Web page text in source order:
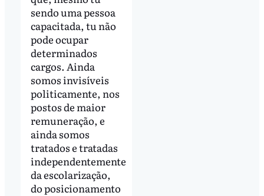
sendo uma pessoa
capacitada, tu não
pode ocupar
determinados
cargos. Ainda
somos invisíveis
politicamente, nos
postos de maior
remuneração, e
ainda somos
tratados e tratadas
independentemente
da escolarização,
do posicionamento